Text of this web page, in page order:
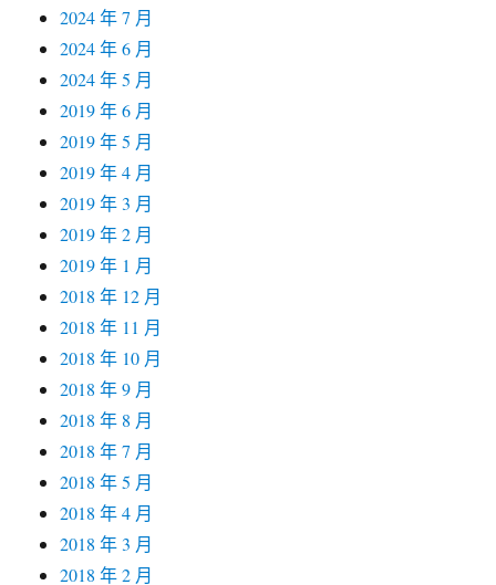
2024 年 7 月
2024 年 6 月
2024 年 5 月
2019 年 6 月
2019 年 5 月
2019 年 4 月
2019 年 3 月
2019 年 2 月
2019 年 1 月
2018 年 12 月
2018 年 11 月
2018 年 10 月
2018 年 9 月
2018 年 8 月
2018 年 7 月
2018 年 5 月
2018 年 4 月
2018 年 3 月
2018 年 2 月